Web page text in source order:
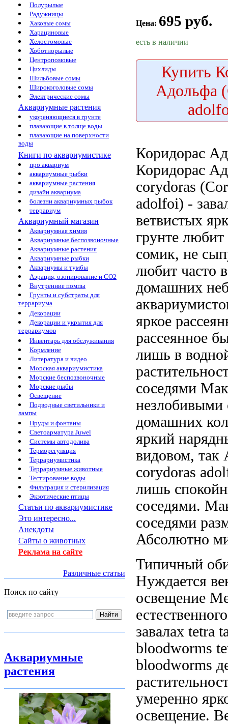
Полурылые
Радужницы
Хаковые сомы
Харациновые
Хелостомовые
Хоботнорылые
Центропомовые
Цихлиды
Шильбовые сомы
Широкоголовые сомы
Электрические сомы
Аквариумные растения
укореняющиеся в грунте
плавающие в толще воды
плавающие на поверхности
воды
Книги по аквариумистике
про аквариум
аквариумные рыбки
аквариумные растения
дизайн аквариума
болезни аквариумных рыбок
террариум
Аквариумный магазин
Аквариумная химия
Аквариумные беспозвоночные
Аквариумные растения
Аквариумные рыбки
Аквариумы и тумбы
Аэрация, озонирование и CO2
Внутренние помпы
Грунты и субстраты для
террариума
Декорации
Декорации и укрытия для
террариумов
Инвентарь для обслуживания
Кормление
Литература и видео
Морская аквариумистика
Морские беспозвоночные
Морские рыбы
Освещение
Подводные светильники и
лампы
Пруды и фонтаны
Светоарматура Juwel
Системы автодолива
Терморегуляция
Террариумистика
Террариумные животные
Тестирование воды
Фильтрация и стерилизация
Экзотические птицы
Статьи по аквариумистике
Это интересно...
Анекдоты
Сайты о животных
Реклама на сайте
Различные статьи
Поиск по сайту
Аквариумные
растения
Цена: 695 руб.
есть в наличии
Купить
Адольфа
Коридорас
Коридорас
corydoras
adolfoi) -
ветвистых
грунте
сомик, не
любит часто
домашних
яркое
рассеянное
лишь в
соседями
домашних
яркий
видовом, так
corydoras
лишь
соседями.
соседями
Абсолютно
Типичный
Нуждается
освещение
естественного
завалах tetra
bloodworms
bloodworms
умеренно
освещение.